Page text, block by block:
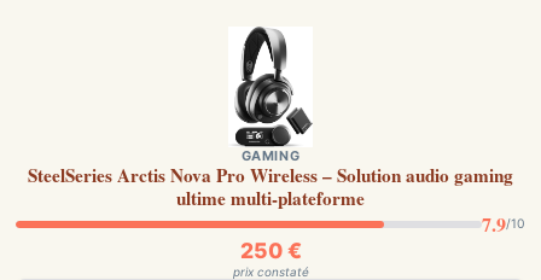
GAMING
SteelSeries Arctis Nova Pro Wireless – Solution audio gaming
ultime multi-plateforme
7.9/10
250 €
prix constaté